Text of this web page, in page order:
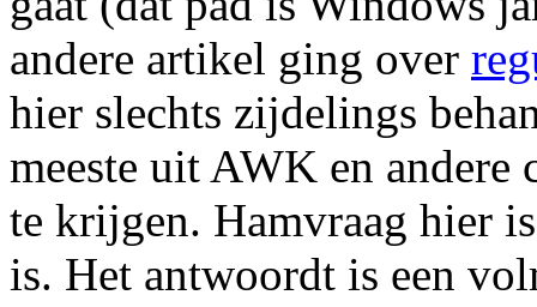
andere artikel ging over
hier slechts zijdelings
meeste uit AWK en
te krijgen. Hamvraag hier
is. Het antwoordt is een